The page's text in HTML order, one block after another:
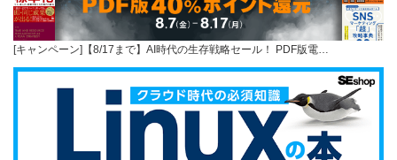
[キャンペーン]【8/17まで】AI時代の生存戦略セール！ PDF版電…